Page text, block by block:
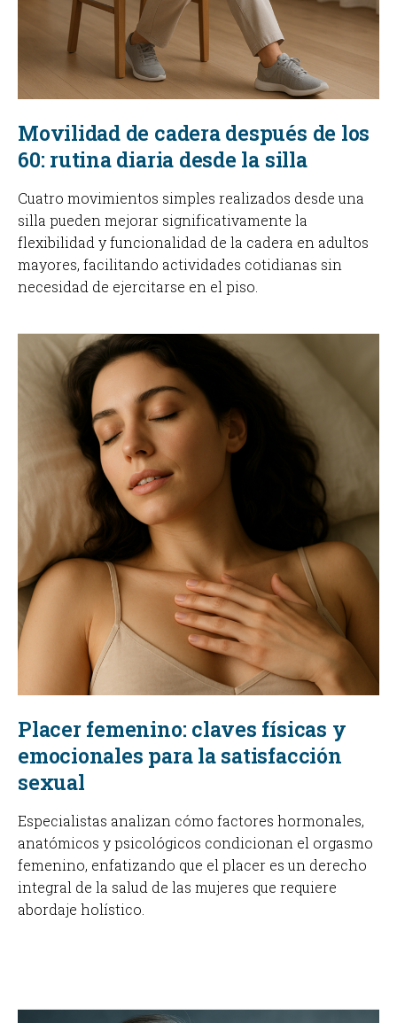
Movilidad de cadera después de los
60: rutina diaria desde la silla
Cuatro movimientos simples realizados desde una
silla pueden mejorar significativamente la
flexibilidad y funcionalidad de la cadera en adultos
mayores, facilitando actividades cotidianas sin
necesidad de ejercitarse en el piso.
Placer femenino: claves físicas y
emocionales para la satisfacción
sexual
Especialistas analizan cómo factores hormonales,
anatómicos y psicológicos condicionan el orgasmo
femenino, enfatizando que el placer es un derecho
integral de la salud de las mujeres que requiere
abordaje holístico.